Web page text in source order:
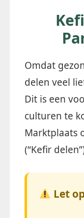
Omdat
delen veel
Dit is een
culturen te
Marktplaats
(“Kefir
Let